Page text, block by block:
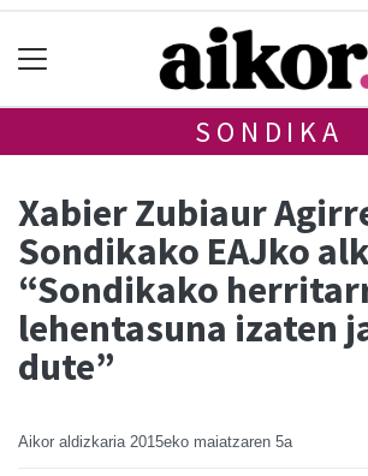
SONDIKA
Xabier Zubiaur
Sondikako EAJko
“Sondikako
lehentasuna izaten
dute”
Aikor aldizkaria 2015eko maiatzaren 5a